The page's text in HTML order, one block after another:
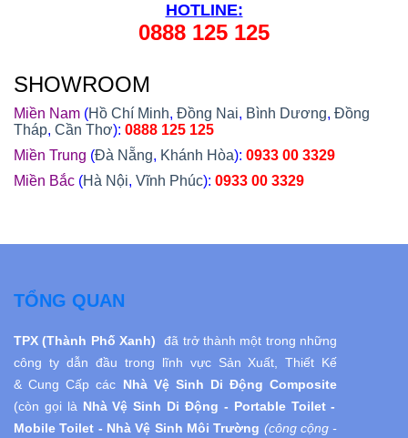
HOTLINE:
0888 125 125
SHOWROOM
Miền Nam (Hồ Chí Minh, Đồng Nai, Bình Dương, Đồng
Tháp, Cần Thơ): 0888 125 125
Miền Trung (Đà Nẵng, Khánh Hòa): 0933 00 3329
Miền Bắc (Hà Nội, Vĩnh Phúc): 0933 00 3329
TỔNG QUAN
TPX (Thành Phố Xanh) đã trở thành một trong những
công ty dẫn đầu trong lĩnh vực Sản Xuất, Thiết Kế
& Cung Cấp các Nhà Vệ Sinh Di Động Composite
(còn gọi là Nhà Vệ Sinh Di Động - Portable Toilet -
Mobile Toilet - Nhà Vệ Sinh Môi Trường (công cộng -